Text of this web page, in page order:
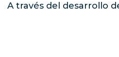
A través del desarrollo